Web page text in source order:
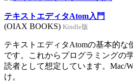
テキストエディタAtom入門
(OIAX BOOKS) Kindle版
テキストエディタAtomの基本的な
です。これからプログラミングの
読者として想定しています。Mac/
け。